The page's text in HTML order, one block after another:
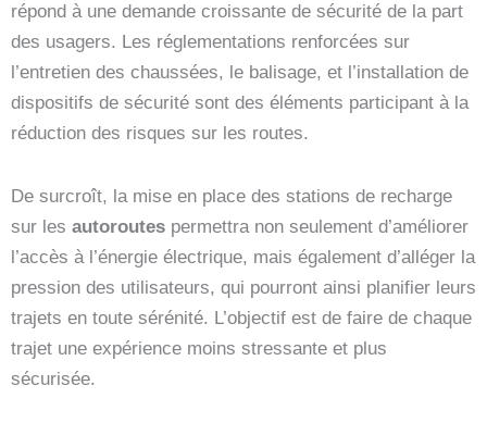
répond à une demande croissante de sécurité de la part
des usagers. Les réglementations renforcées sur
l’entretien des chaussées, le balisage, et l’installation de
dispositifs de sécurité sont des éléments participant à la
réduction des risques sur les routes.
De surcroît, la mise en place des stations de recharge
sur les autoroutes permettra non seulement d’améliorer
l’accès à l’énergie électrique, mais également d’alléger la
pression des utilisateurs, qui pourront ainsi planifier leurs
trajets en toute sérénité. L’objectif est de faire de chaque
trajet une expérience moins stressante et plus
sécurisée.